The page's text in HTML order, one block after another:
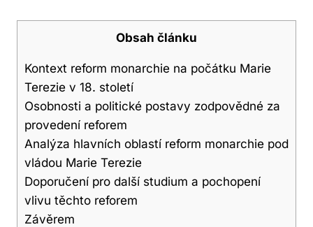
Obsah článku
Kontext reform monarchie na počátku Marie
Terezie v 18. století
Osobnosti a politické postavy zodpovědné za
provedení reforem
Analýza hlavních oblastí reform monarchie pod
vládou Marie Terezie
Doporučení pro další studium a pochopení
vlivu těchto reforem
Závěrem